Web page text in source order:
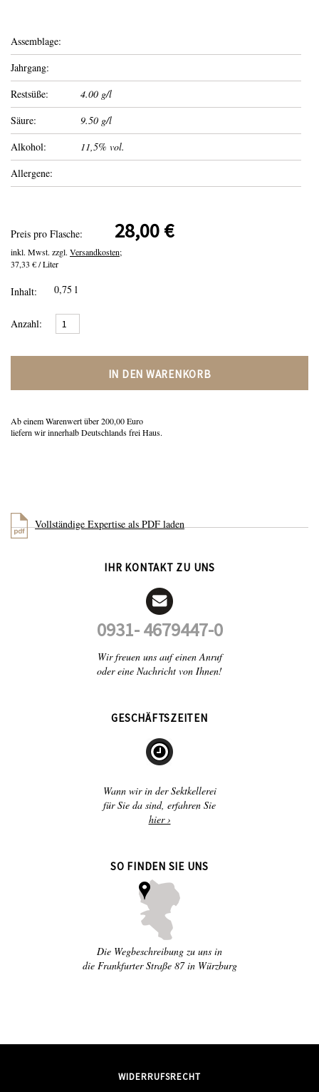
Assemblage:
Jahrgang:
Restsüße:
4.00 g/l
Säure:
9.50 g/l
Alkohol:
11,5% vol.
Allergene:
Vollständige Expertise als PDF laden
Preis pro Flasche: 28,00 €
inkl. Mwst. zzgl. Versandkosten;
37,33 € / Liter
Inhalt: 0,75 l
Anzahl:
IN DEN WARENKORB
Ab einem Warenwert über 200,00 Euro
liefern wir innerhalb Deutschlands frei Haus.
IHR KONTAKT ZU UNS
0931- 4679447-0
Wir freuen uns auf einen Anruf
oder eine Nachricht von Ihnen!
GESCHÄFTSZEITEN
Wann wir in der Sektkellerei
für Sie da sind, erfahren Sie
hier ›
SO FINDEN SIE UNS
Die Wegbeschreibung zu uns in
die Frankfurter Straße 87 in Würzburg
WIDERRUFSRECHT